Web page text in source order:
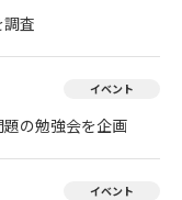
査
イベント
の勉強会を企画
イベント